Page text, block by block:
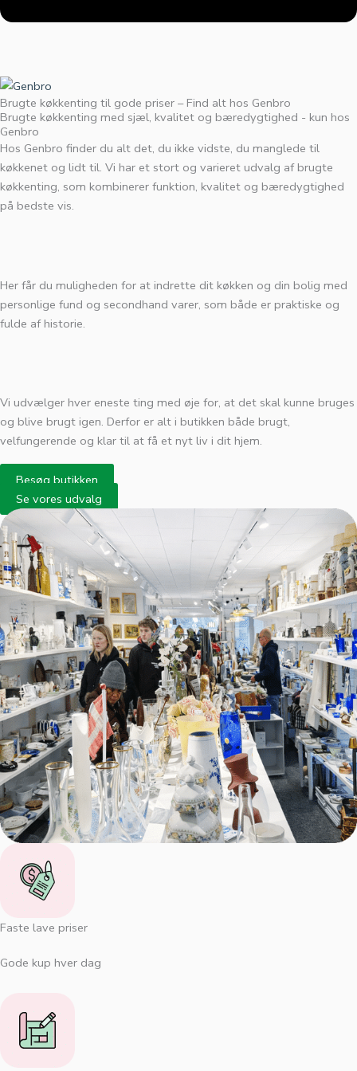
Brugte køkkenting til gode priser – Find alt hos Genbro
Brugte køkkenting med sjæl, kvalitet og bæredygtighed - kun hos
Genbro
Hos Genbro finder du alt det, du ikke vidste, du manglede til
køkkenet og lidt til. Vi har et stort og varieret udvalg af brugte
køkkenting, som kombinerer funktion, kvalitet og bæredygtighed
på bedste vis.
Her får du muligheden for at indrette dit køkken og din bolig med
personlige fund og secondhand varer, som både er praktiske og
fulde af historie.
Vi udvælger hver eneste ting med øje for, at det skal kunne bruges
og blive brugt igen. Derfor er alt i butikken både brugt,
velfungerende og klar til at få et nyt liv i dit hjem.
Besøg butikken
Se vores udvalg
Faste lave priser
Gode kup hver dag